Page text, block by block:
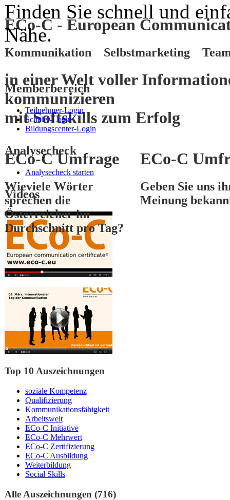
ECo-C - European
Kommunikation Selbstmarketing
in einer Welt voller
kommunizieren
mitSoftskillszum Erfolg
ECo-C Umfrage
Wieviele Wörter
sprechen die
Österreicher im
Durchschnitt pro Tag?
ECo-C
Geben Sie uns
Meinung
3
Finden Sie schnell und
Nähe.
Memberbereich
Teilnehmer-Login
Schüler-Login
Bildungscenter-Login
Analysecheck
Analysecheck starten
Videos
Top 10 Auszeichnungen
soziale Kompetenz
Qualifizierung
Kommunikationsfähigkeit
Arbeitswelt
ECo-C Initiative
ECo-C Mehrwert
ECo-C Zertifizierung
ECo-C Ausbildung
Weiterbildung
Social Skills
Alle Auszeichnungen (716)